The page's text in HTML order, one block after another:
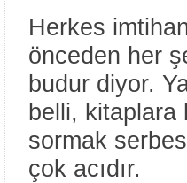
Herkes
önceden her
budur diyor.
belli, kitaplara
sormak
çok acıdır.